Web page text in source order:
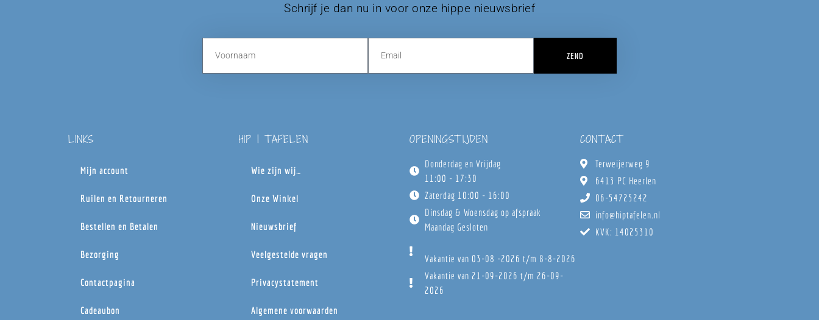
Schrijf je dan nu in voor onze hippe nieuwsbrief
ZEND
LINKS
Mijn account
Ruilen en Retourneren
Bestellen en Betalen
Bezorging
Contactpagina
Cadeaubon
HIP | TAFELEN
Wie zijn wij…
Onze Winkel
Nieuwsbrief
Veelgestelde vragen
Privacystatement
Algemene voorwaarden
OPENINGSTIJDEN
Donderdag en Vrijdag
11:00 - 17:30
Zaterdag 10:00 - 16:00
Dinsdag & Woensdag op afspraak
Maandag Gesloten
Vakantie van 03-08 -2026 t/m 8-8-2026
Vakantie van 21-09-2026 t/m 26-09-
2026
CONTACT
Terweijerweg 9
6413 PC Heerlen
06-54725242
info@hiptafelen.nl
KVK: 14025310